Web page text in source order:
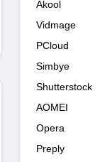
Akool
Vidmage
PCloud
Simbye
Shutterstock
AOMEI
Opera
Preply